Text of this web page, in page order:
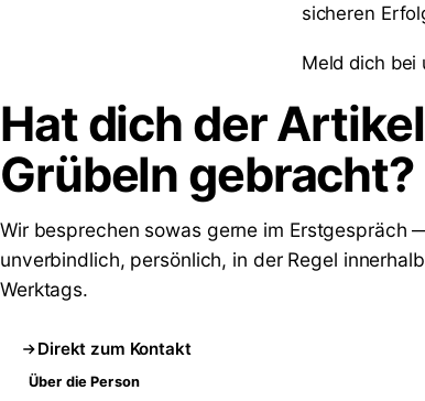
sicheren
Meld dich bei
Hat dich der
Grübeln gebracht?
Wir besprechen sowas gerne im Erstgespräch
unverbindlich, persönlich, in der Regel
Werktags.
Direkt zum Kontakt
Über die Person